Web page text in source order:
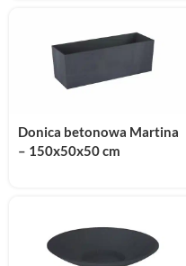
Donica betonowa Martina
– 150x50x50 cm